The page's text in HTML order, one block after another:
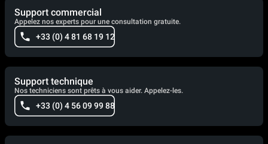
Support commercial
Appelez nos experts pour une consultation gratuite.
+33 (0) 4 81 68 19 12
Support technique
Nos techniciens sont prêts à vous aider. Appelez-les.
+33 (0) 4 56 09 99 88